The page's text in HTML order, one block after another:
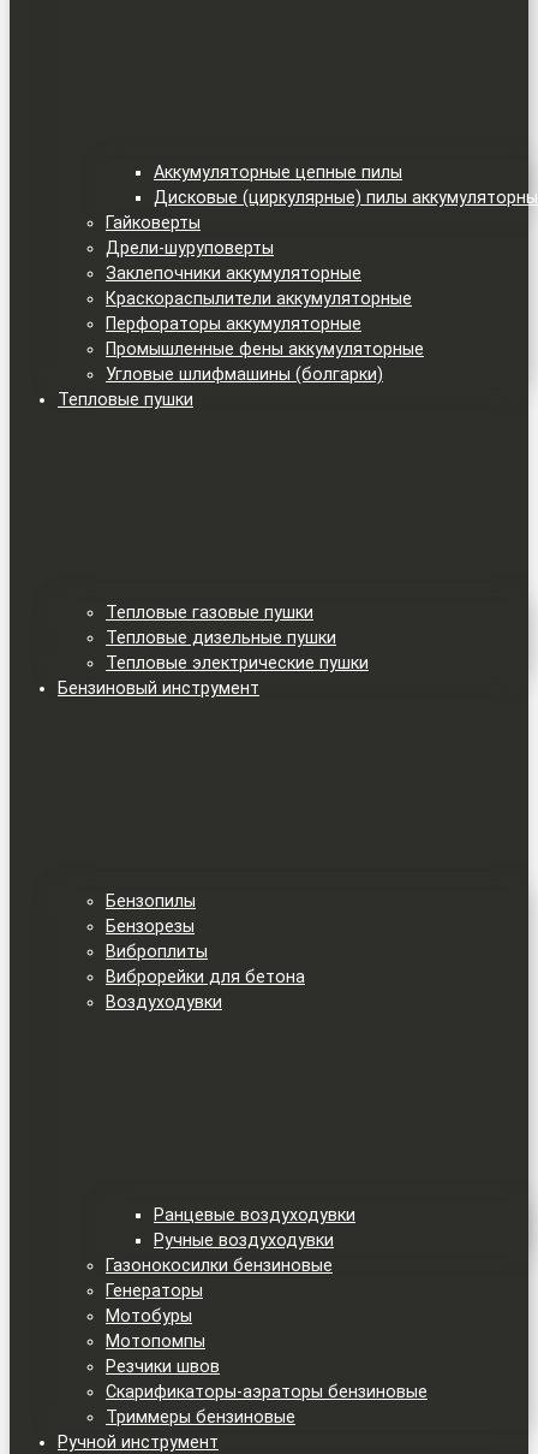
Аккумуляторные цепные пилы
Дисковые (циркулярные) пилы
Гайковерты
Дрели-шуруповерты
Заклепочники аккумуляторные
Краскораспылители аккумуляторные
Перфораторы аккумуляторные
Промышленные фены аккумуляторные
Угловые шлифмашины (болгарки)
Тепловые пушки
Тепловые газовые пушки
Тепловые дизельные пушки
Тепловые электрические пушки
Бензиновый инструмент
Бензопилы
Бензорезы
Виброплиты
Виброрейки для бетона
Воздуходувки
Ранцевые воздуходувки
Ручные воздуходувки
Газонокосилки бензиновые
Генераторы
Мотобуры
Мотопомпы
Резчики швов
Скарификаторы-аэраторы бензиновые
Триммеры бензиновые
Ручной инструмент